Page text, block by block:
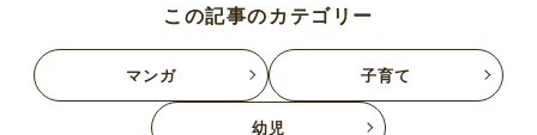
この記事のカテゴリー
マンガ 子育て
幼児